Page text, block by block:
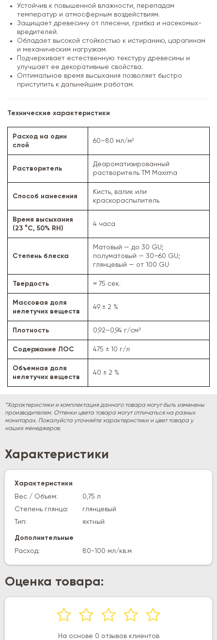
Устойчив к повышенной влажности, перепадам
температур и атмосферным воздействиям.
Защищает древесину от плесени, грибка и насекомых-
вредителей.
Обладает высокой стойкостью к истиранию, царапинам
и механическим нагрузкам.
Подчеркивает естественную текстуру древесины и
улучшает ее декоративные свойства.
Оптимальное время высыхания позволяет быстро
приступить к дальнейшим работам.
Технические характеристики
Расход на один
слой
60–80 мл/м²
Растворитель
Деароматизированный
растворитель ТМ Maxima
Способ нанесения
Кисть, валик или
краскораспылитель
Время высыхания
(23 °C, 50% RH)
4 часа
Степень блеска
Матовый — до 30 GU;
полуматовый — 30–60 GU;
глянцевый — от 100 GU
Твердость ≈ 75 сек.
Массовая доля
нелетучих веществ
49 ± 2 %
Плотность 0,92–0,94 г/см³
Содержание ЛОС 475 ± 10 г/л
Объемная доля
нелетучих веществ
40 ± 2 %
*Характеристики и комплектация данного товара могут быть изменены
производителем. Оттенки цвета товара могут отличаться на разных
мониторах. Пожалуйста уточняйте характеристики и цвет товара у
наших менеджеров.
Характеристики
Характеристики
Вес / Объем:
0,75 л
Степень глянца:
глянцевый
Тип:
яхтный
Дополнительные
Расход:
80-100 мл/кв.м
Оценка товара:
На основе 0 отзывов клиентов